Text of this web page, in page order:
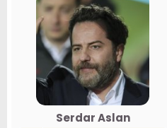
Serdar Aslan